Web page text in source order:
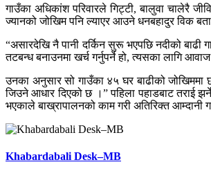
गाउँका अधिकांश परिवारले गिट्टी, बालुवा चालेरै
ज्यानको जोखिम पनि ल्याएर आउने धनबहादुर विक
“असारदेखि नै पानी दर्किन सुरू भएपछि नदीको बाढी
तटबन्ध बनाउनमा खर्च गर्नुपर्ने हो, त्यसका लागि
उनका अनुसार सो गाउँका ४५ घर बाढीको जोखिममा
जिउने आधार दिएको छ ।” पहिला पहाडबाट तराई
भएकाले बाख्रापालनको काम गरी अतिरिक्त आम्दानी
Khabardabali Desk–MB